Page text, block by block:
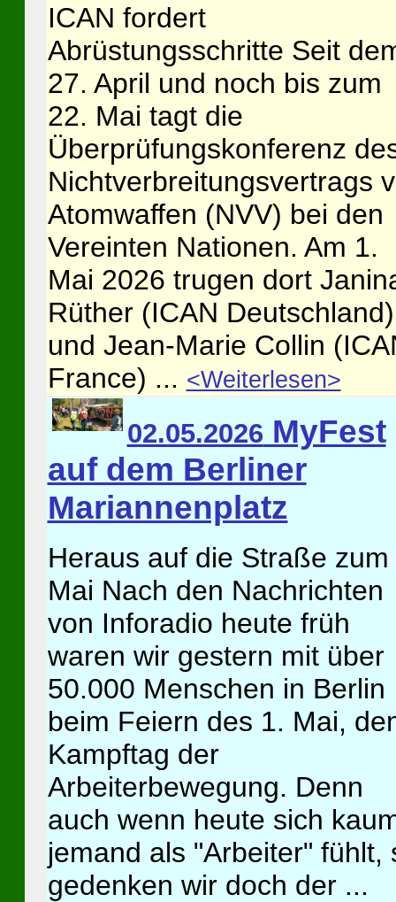
ICAN fordert
Abrüstungsschritte Seit
27. April und noch bis zum
22. Mai tagt die
Überprüfungskonferenz
Nichtverbreitungsvertrags
Atomwaffen (NVV) bei den
Vereinten Nationen. Am 1.
Mai 2026 trugen dort
Rüther (ICAN Deutschland)
und Jean-Marie Collin
France) ... <Weiterlesen>
02.05.2026 MyFest
auf dem Berliner
Mariannenplatz
Heraus auf die Straße zum
Mai Nach den Nachrichten
von Inforadio heute früh
waren wir gestern mit über
50.000 Menschen in Berlin
beim Feiern des 1. Mai,
Kampftag der
Arbeiterbewegung. Denn
auch wenn heute sich
jemand als "Arbeiter" fühlt,
gedenken wir doch der ...